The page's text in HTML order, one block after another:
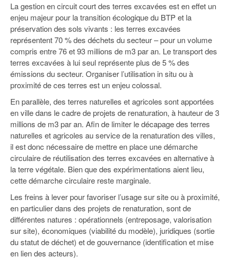
Transport
91
93
94
95
Agenda
Ecouter les épisodes
La gestion en circuit court des terres excavées est en effet un
enjeu majeur pour la transition écologique du BTP et la
préservation des sols vivants : les terres excavées
représentent 70 % des déchets du secteur – pour un volume
compris entre 76 et 93 millions de m3 par an. Le transport des
terres excavées à lui seul représente plus de 5 % des
émissions du secteur. Organiser l’utilisation in situ ou à
proximité de ces terres est un enjeu colossal.
En parallèle, des terres naturelles et agricoles sont apportées
en ville dans le cadre de projets de renaturation, à hauteur de 3
millions de m3 par an. Afin de limiter le décapage des terres
naturelles et agricoles au service de la renaturation des villes,
il est donc nécessaire de mettre en place une démarche
circulaire de réutilisation des terres excavées en alternative à
la terre végétale. Bien que des expérimentations aient lieu,
cette démarche circulaire reste marginale.
Les freins à lever pour favoriser l’usage sur site ou à proximité,
en particulier dans des projets de renaturation, sont de
différentes natures : opérationnels (entreposage, valorisation
sur site), économiques (viabilité du modèle), juridiques (sortie
du statut de déchet) et de gouvernance (identification et mise
en lien des acteurs).